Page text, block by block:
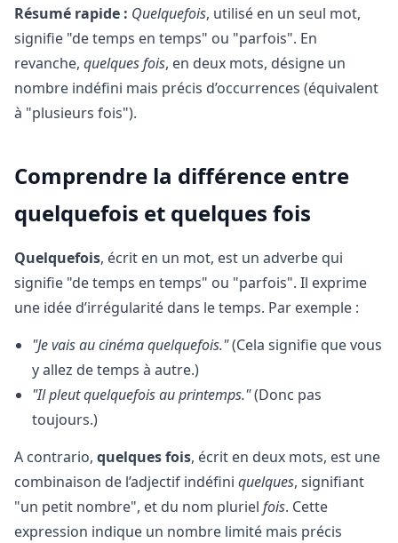
Résumé rapide : Quelquefois, utilisé en un seul mot,
signifie "de temps en temps" ou "parfois". En
revanche, quelques fois, en deux mots, désigne un
nombre indéfini mais précis d’occurrences (équivalent
à "plusieurs fois").
Comprendre la différence entre
quelquefois et quelques fois
Quelquefois, écrit en un mot, est un adverbe qui
signifie "de temps en temps" ou "parfois". Il exprime
une idée d’irrégularité dans le temps. Par exemple :
"Je vais au cinéma quelquefois."(Cela signifie que vous
y allez de temps à autre.)
"Il pleut quelquefois au printemps."(Donc pas
toujours.)
A contrario, quelques fois, écrit en deux mots, est une
combinaison de l’adjectif indéfini quelques, signifiant
"un petit nombre", et du nom pluriel fois. Cette
expression indique un nombre limité mais précis